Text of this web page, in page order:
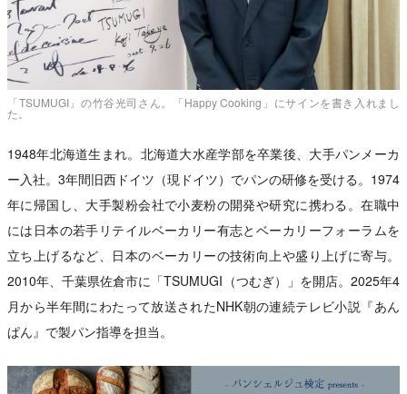
「TSUMUGI」の竹谷光司さん。「Happy Cooking」にサインを書き入れまし
た。
1948年北海道生まれ。北海道大水産学部を卒業後、大手パンメーカ
ー入社。3年間旧西ドイツ（現ドイツ）でパンの研修を受ける。1974
年に帰国し、大手製粉会社で小麦粉の開発や研究に携わる。在職中
には日本の若手リテイルベーカリー有志とベーカリーフォーラムを
立ち上げるなど、日本のベーカリーの技術向上や盛り上げに寄与。
2010年、千葉県佐倉市に「TSUMUGI（つむぎ）」を開店。2025年4
月から半年間にわたって放送されたNHK朝の連続テレビ小説『あん
ぱん』で製パン指導を担当。